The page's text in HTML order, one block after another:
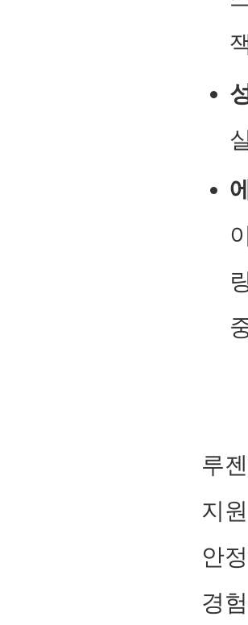
루
지
안
경